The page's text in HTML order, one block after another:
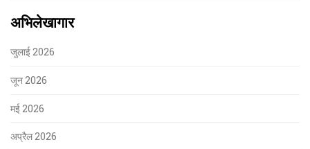
अभिलेखागार
जुलाई 2026
जून 2026
मई 2026
अप्रैल 2026